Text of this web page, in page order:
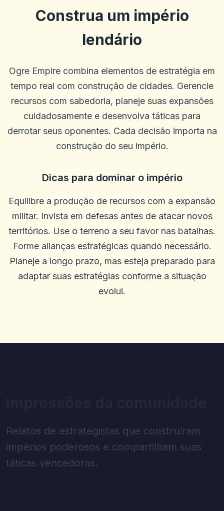
Construa um império
lendário
Ogre Empire combina elementos de estratégia em
tempo real com construção de cidades. Gerencie
recursos com sabedoria, planeje suas expansões
cuidadosamente e desenvolva táticas para
derrotar seus oponentes. Cada decisão importa na
construção do seu império.
Dicas para dominar o império
Equilibre a produção de recursos com a expansão
militar. Invista em defesas antes de atacar novos
territórios. Use o terreno a seu favor nas batalhas.
Forme alianças estratégicas quando necessário.
Planeje a longo prazo, mas esteja preparado para
adaptar suas estratégias conforme a situação
evolui.
Relatos de estrategistas que construíram
impérios poderosos e compartilham suas
táticas vencedoras.